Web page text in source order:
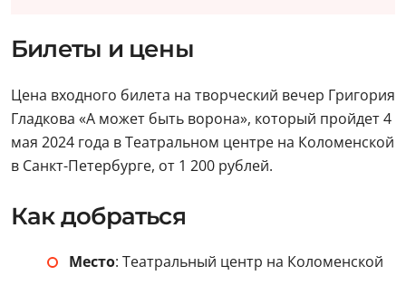
Билеты и цены
Цена входного билета на творческий вечер Григория
Гладкова «А может быть ворона», который пройдет 4
мая 2024 года в Театральном центре на Коломенской
в Санкт-Петербурге, от 1 200 рублей.
Как добраться
Место: Театральный центр на Коломенской